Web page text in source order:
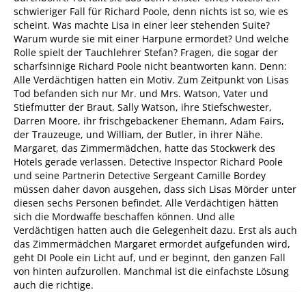
schwieriger Fall für Richard Poole, denn nichts ist so, wie es
scheint. Was machte Lisa in einer leer stehenden Suite?
Warum wurde sie mit einer Harpune ermordet? Und welche
Rolle spielt der Tauchlehrer Stefan? Fragen, die sogar der
scharfsinnige Richard Poole nicht beantworten kann. Denn:
Alle Verdächtigen hatten ein Motiv. Zum Zeitpunkt von Lisas
Tod befanden sich nur Mr. und Mrs. Watson, Vater und
Stiefmutter der Braut, Sally Watson, ihre Stiefschwester,
Darren Moore, ihr frischgebackener Ehemann, Adam Fairs,
der Trauzeuge, und William, der Butler, in ihrer Nähe.
Margaret, das Zimmermädchen, hatte das Stockwerk des
Hotels gerade verlassen. Detective Inspector Richard Poole
und seine Partnerin Detective Sergeant Camille Bordey
müssen daher davon ausgehen, dass sich Lisas Mörder unter
diesen sechs Personen befindet. Alle Verdächtigen hätten
sich die Mordwaffe beschaffen können. Und alle
Verdächtigen hatten auch die Gelegenheit dazu. Erst als auch
das Zimmermädchen Margaret ermordet aufgefunden wird,
geht DI Poole ein Licht auf, und er beginnt, den ganzen Fall
von hinten aufzurollen. Manchmal ist die einfachste Lösung
auch die richtige.